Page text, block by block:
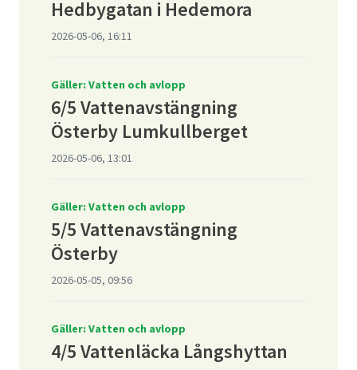
Hedbygatan i Hedemora
2026-05-06, 16:11
Gäller: Vatten och avlopp
6/5 Vattenavstängning
Österby Lumkullberget
2026-05-06, 13:01
Gäller: Vatten och avlopp
5/5 Vattenavstängning
Österby
2026-05-05, 09:56
Gäller: Vatten och avlopp
4/5 Vattenläcka Långshyttan